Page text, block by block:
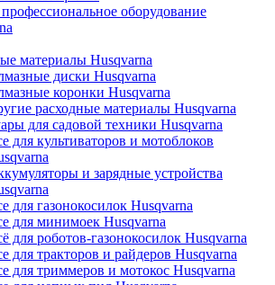
оборудование
материалы Husqvarna
диски Husqvarna
коронки Husqvarna
расходные материалы Husqvarna
для садовой техники Husqvarna
для культиваторов и мотоблоков
и зарядные устройства
для газонокосилок Husqvarna
для минимоек Husqvarna
для роботов-газонокосилок Husqvarna
для тракторов и райдеров Husqvarna
для триммеров и мотокос Husqvarna